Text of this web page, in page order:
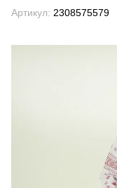
Артикул: 2308575579